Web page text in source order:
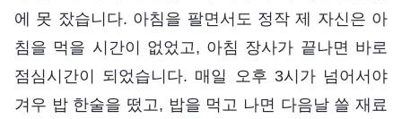
에 못 잤습니다. 아침을 팔면서도 정작 제 자신은 아
침을 먹을 시간이 없었고, 아침 장사가 끝나면 바로
점심시간이 되었습니다. 매일 오후 3시가 넘어서야
겨우 밥 한술을 떴고, 밥을 먹고 나면 다음날 쓸 재료